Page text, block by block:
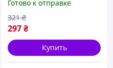
ценникодержатель
Leeseph 10шт золото
2*,5см D8
Готово к отправке
297₴
321 ₴
Купить